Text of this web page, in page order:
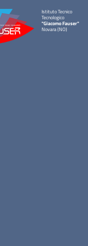
Istituto Tecnico
Tecnologico
"Giacomo Fauser"
Novara (NO)